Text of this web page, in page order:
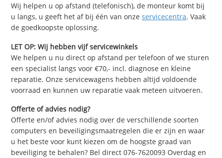
Wij helpen u op afstand (telefonisch), de monteur komt bij
u langs, u geeft het af bij één van onzeservicecentra. Vaak
de goedkoopste oplossing.
LET OP: Wij hebben vijf servicewinkels
We helpen u nu direct op afstand per telefoon of we sturen
een specialist langs voor €70,- incl. diagnose en kleine
reparatie. Onze servicewagens hebben altijd voldoende
voorraad en kunnen uw reparatie vaak meteen uitvoeren.
Offerte of advies nodig?
Offerte en/of advies nodig over de verschillende soorten
computers en beveiligingsmaatregelen die er zijn en waar
u het beste voor kunt kiezen om de hoogste graad van
beveiliging te behalen? Bel direct 076-7620093 Overdag en